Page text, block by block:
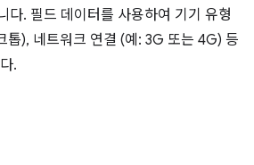
다. 필드 데이터를 사용하여 기기 유형
톱), 네트워크 연결 (예: 3G 또는 4G) 등
.